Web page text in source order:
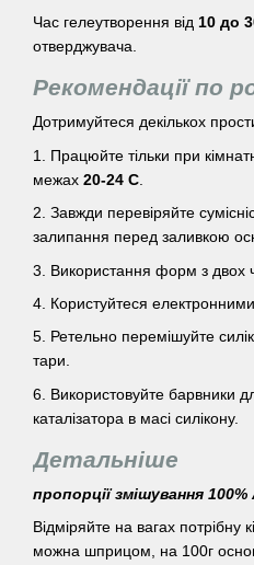
Час гелеутворення від 10 до
отверджувача.
Рекомендації по
Дотримуйтеся декількох
1. Працюйте тільки при
межах 20-24 С
2. Завжди перевіряйте
залипання перед заливкою
3. Використання форм з двох
4. Користуйтеся
5. Ретельно перемішуйте
тари.
6. Використовуйте барвники
каталізатора в масі силікону.
Детальніше
пропорції змішування
Відміряйте на вагах потрібну
можна шприцом, на 100г